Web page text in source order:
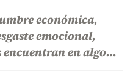
económica,
emocional,
encuentran en algo…